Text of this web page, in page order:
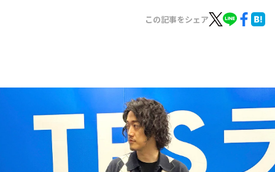
イベント・グッズ
YouTube
会社情報
この記事をシェア